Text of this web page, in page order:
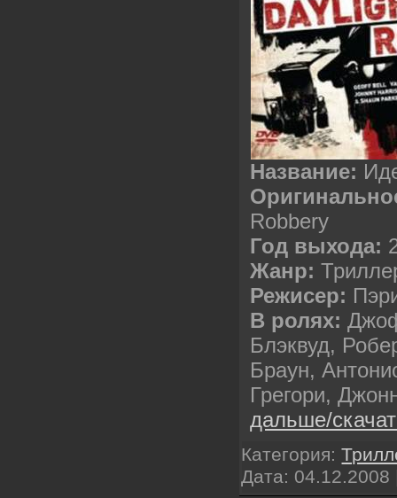
Название:
Robbery
Год выхода:
Жанр:
Режисер:
В ролях:
Блэквуд,
Браун,
Грегори,
дальше/
Категория:
Дата: 04.12.2008